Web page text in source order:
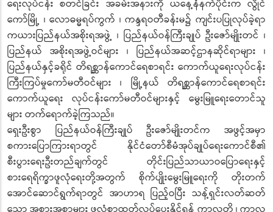
ရေးလုပ်ငန်း စတင်ခြင်း အခမ်းအနားကို ယနေ့နံနက်ပိုင်းက လွိုင်
ကော်မြို့ ၊ လောဓမ္မရပ်ကွက် ၊ ကန္ဒရဝတီခန်းမ၌ ကျင်းပပြုလုပ်ခဲ့ရာ
ကယားပြည်နယ်အစိုးရအဖွဲ့ ၊ ပြည်နယ်ဝန်ကြီးချုပ် ဦးဇော်မျိုးတင် ၊
ပြည်နယ် အစိုးရအဖွဲ့ဝင်များ ၊ ပြည်နယ်အဆင့်ဌာနဆိုင်ရာများ ၊
ပြည်နယ်နှင့်ခရိုင် တိရစ္ဆာန်ကောင်ရေစာရင်း ကောက်ယူရေးလုပ်ငန်း
ကြီးကြပ်မှုကော်မတီဝင်များ ၊ မြို့နယ် တိရစ္ဆာန်ကောင်ရေစာရင်း
ကောက်ယူရေး လုပ်ငန်းကော်မတီဝင်များနှင့် မွေးမြူရေးတောင်သူ
များ တက်ရောက်ခဲ့ကြသည်။
ရှေးဦးစွာ ပြည်နယ်ဝန်ကြီးချုပ် ဦးဇော်မျိုးတင်က အဖွင့်အမှာ
စကားပြောကြားရာတွင် နိုင်ငံတော်စီမံအုပ်ချုပ်ရေးကောင်စီ၏
စီးပွားရေးဦးတည်ချက်တွင် တိုင်းပြည်သာယာဝပြောရေးနှင့်
စားရေရိက္ခာဖူလုံရေးတို့အတွက် စိုက်ပျိုးမွေးမြူရေးကို တိုးတက်
အောင်ဆောင်ရွက်ရာတွင် အာဟာရ ပြည့်ဝပြီး သန့်ရှင်းလတ်ဆတ်